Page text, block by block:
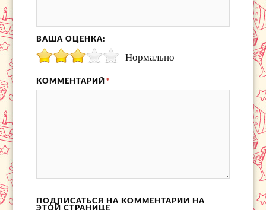
ВАША ОЦЕНКА:
Нормально
КОММЕНТАРИЙ *
ПОДПИСАТЬСЯ НА КОММЕНТАРИИ НА
ЭТОЙ СТРАНИЦЕ